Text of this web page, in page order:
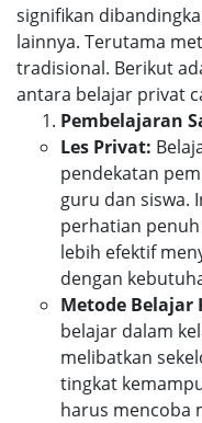
signifikan
lainnya. Terutama
tradisional. Berikut
antara belajar privat
Pembelajaran
Les Privat:
pendekatan
guru dan siswa.
perhatian
lebih efektif
dengan
Metode Belajar
belajar dalam
melibatkan
tingkat
harus mencoba